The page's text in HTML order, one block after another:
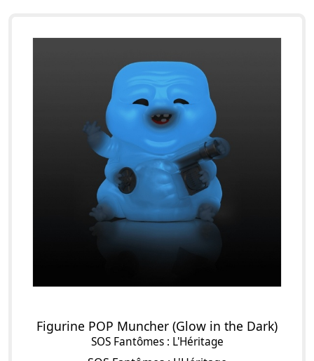
Figurine POP Muncher (Glow in the Dark)
SOS Fantômes : L'Héritage